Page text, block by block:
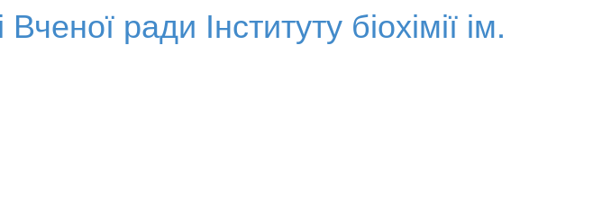
ради Інституту біохімії ім.